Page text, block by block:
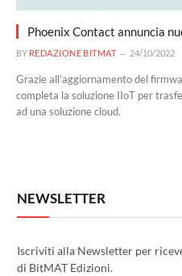
Phoenix Contact annuncia
BY REDAZIONE BITMAT 24/10/2022
Grazie all’aggiornamento del
completa la soluzione IIoT per
ad una soluzione cloud.
NEWSLETTER
Iscriviti alla Newsletter per
di BitMAT Edizioni.